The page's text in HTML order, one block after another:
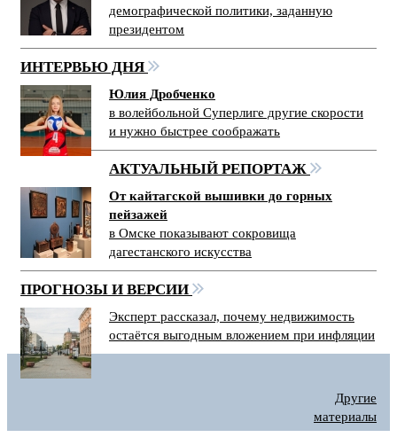
демографической политики, заданную
президентом
ИНТЕРВЬЮ ДНЯ
Юлия Дробченко
в волейбольной Суперлиге другие скорости
и нужно быстрее соображать
АКТУАЛЬНЫЙ РЕПОРТАЖ
От кайтагской вышивки до горных
пейзажей
в Омске показывают сокровища
дагестанского искусства
ПРОГНОЗЫ И ВЕРСИИ
Эксперт рассказал, почему недвижимость
остаётся выгодным вложением при инфляции
Другие
материалы